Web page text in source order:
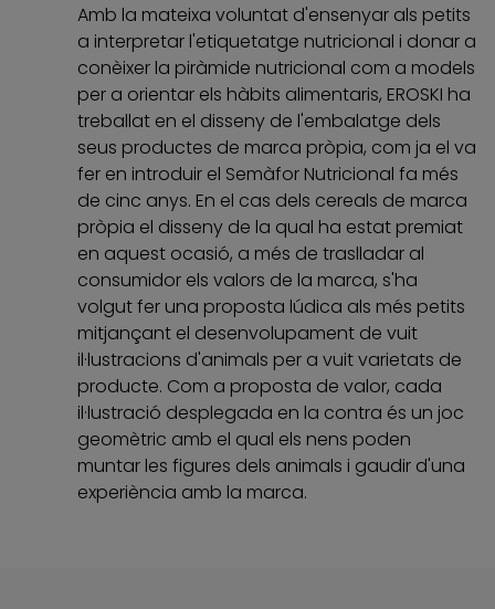
Amb la mateixa voluntat d'ensenyar als petits
a interpretar l'etiquetatge nutricional i donar a
conèixer la piràmide nutricional com a models
per a orientar els hàbits alimentaris, EROSKI ha
treballat en el disseny de l'embalatge dels
seus productes de marca pròpia, com ja el va
fer en introduir el Semàfor Nutricional fa més
de cinc anys. En el cas dels cereals de marca
pròpia el disseny de la qual ha estat premiat
en aquest ocasió, a més de traslladar al
consumidor els valors de la marca, s'ha
volgut fer una proposta lúdica als més petits
mitjançant el desenvolupament de vuit
il·lustracions d'animals per a vuit varietats de
producte. Com a proposta de valor, cada
il·lustració desplegada en la contra és un joc
geomètric amb el qual els nens poden
muntar les figures dels animals i gaudir d'una
experiència amb la marca.